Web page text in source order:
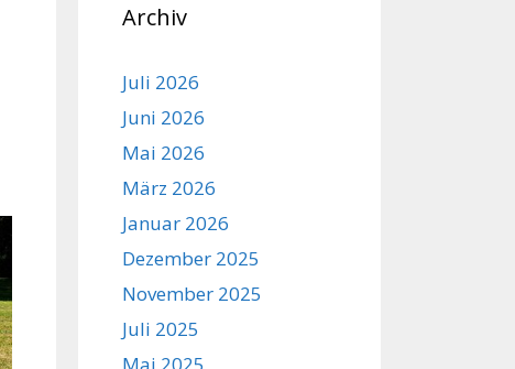
Archiv
Juli 2026
Juni 2026
Mai 2026
März 2026
Januar 2026
Dezember 2025
November 2025
Juli 2025